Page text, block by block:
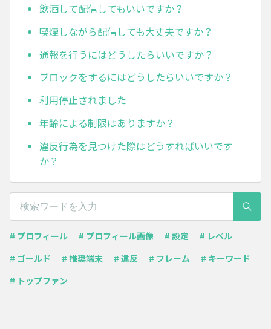
飲酒して配信してもいいですか？
喫煙しながら配信しても大丈夫ですか？
通報を行うにはどうしたらいいですか？
ブロックをするにはどうしたらいいですか？
利用停止されました
年齢による制限はありますか？
違反行為を見つけた際はどうすればいいです
か？
# プロフィール # プロフィール画像 # 設定
# レベル
# ゴールド
# 推奨端末 # 違反 # フレーム
# キーワード
# トップファン